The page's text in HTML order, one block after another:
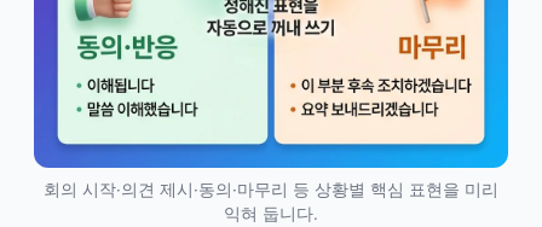
회의 시작·의견 제시·동의·마무리 등 상황별 핵심 표현을 미리
익혀 둡니다.